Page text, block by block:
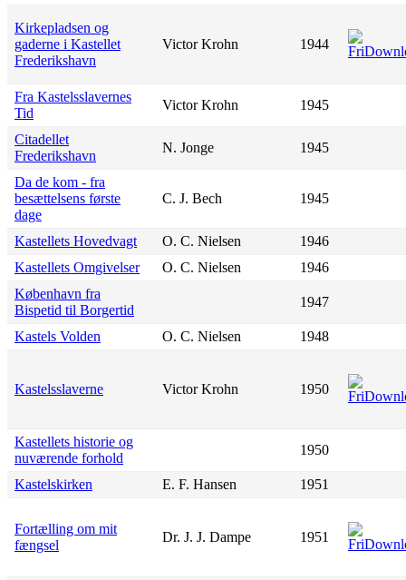
Kirkepladsen og
gaderne i Kastellet
Frederikshavn
Victor Krohn 1944
Fra Kastelsslavernes
Tid
Victor Krohn 1945
Citadellet
Frederikshavn
N. Jonge 1945
Da de kom - fra
besættelsens første
dage
C. J. Bech 1945
Kastellets Hovedvagt O. C. Nielsen
1946
Kastellets Omgivelser
O. C. Nielsen
1946
København fra
Bispetid til Borgertid
1947
Kastels Volden O. C. Nielsen 1948
Kastelsslaverne Victor Krohn 1950
Kastellets historie og
nuværende forhold
1950
Kastelskirken E. F. Hansen 1951
Fortælling om mit
fængsel
Dr. J. J. Dampe 1951